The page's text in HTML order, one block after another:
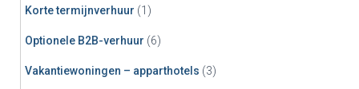
Korte termijnverhuur (1)
Optionele B2B-verhuur (6)
Vakantiewoningen – apparthotels (3)